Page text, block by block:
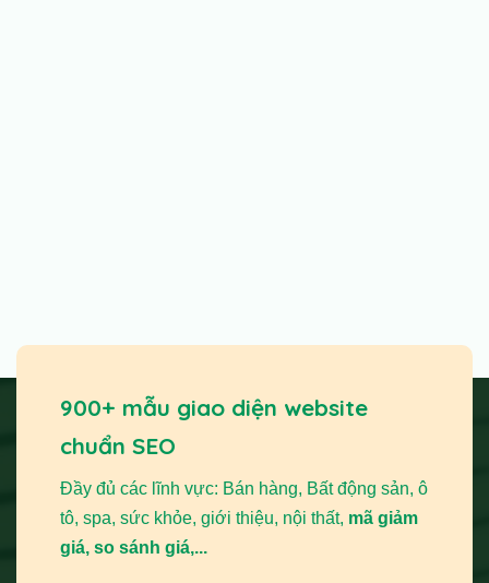
900+ mẫu giao diện website
chuẩn SEO
Đầy đủ các lĩnh vực: Bán hàng, Bất động sản, ô
tô, spa, sức khỏe, giới thiệu, nội thất, mã giảm
giá, so sánh giá,...